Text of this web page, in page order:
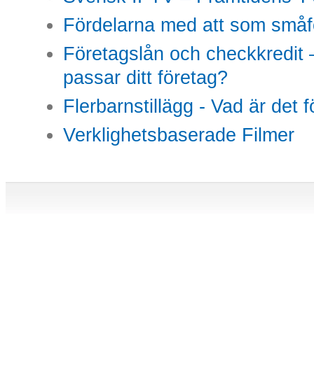
Fördelarna med att som
Företagslån och checkkredit
passar ditt företag?
Flerbarnstillägg - Vad är det
Verklighetsbaserade Filmer